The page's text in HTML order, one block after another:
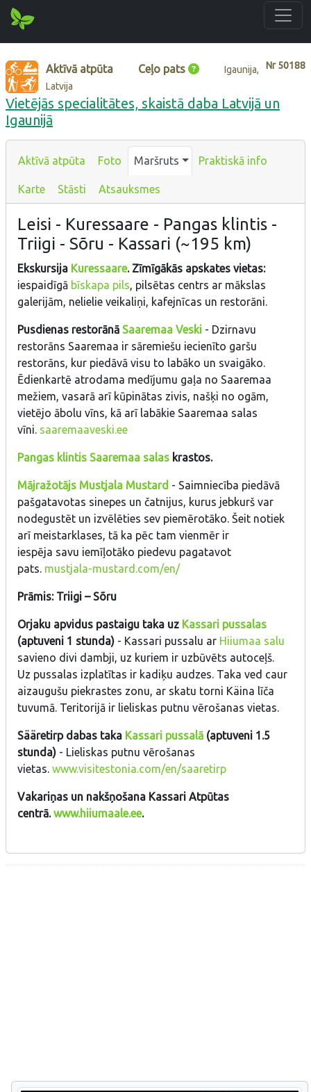
Nr50188
Aktīvā atpūta Ceļo pats
Igaunija,
Latvija
Vietējās specialitātes, skaistā daba Latvijā un
Igaunijā
Aktīvā atpūta Foto Maršruts Praktiskā info
Karte Stāsti Atsauksmes
Leisi - Kuressaare - Pangas klintis -
Triigi - Sõru - Kassari (~195 km)
Ekskursija Kuressaare. Zīmīgākās apskates vietas:
iespaidīgā bīskapa pils, pilsētas centrs ar mākslas
galerijām, nelielie veikaliņi, kafejnīcas un restorāni.
Pusdienas restorānā Saaremaa Veski - Dzirnavu
restorāns Saaremaa ir sāremiešu iecienīto garšu
restorāns, kur piedāvā visu to labāko un svaigāko.
Ēdienkartē atrodama medījumu gaļa no Saaremaa
mežiem, vasarā arī kūpinātas zivis, našķi no ogām,
vietējo ābolu vīns, kā arī labākie Saaremaa salas
vīni. saaremaaveski.ee
Pangas klintis Saaremaa salas krastos.
Mājražotājs Mustjala Mustard - Saimniecība piedāvā
pašgatavotas sinepes un čatnijus, kurus jebkurš var
nodegustēt un izvēlēties sev piemērotāko. Šeit notiek
arī meistarklases, tā ka pēc tam vienmēr ir
iespēja savu iemīļotāko piedevu pagatavot
pats. mustjala-mustard.com/en/
Prāmis: Triigi – Sõru
Orjaku apvidus pastaigu taka uz Kassari pussalas
(aptuveni 1 stunda) - Kassari pussalu ar Hiiumaa salu
savieno divi dambji, uz kuriem ir uzbūvēts autoceļš.
Uz pussalas izplatītas ir kadiķu audzes. Taka ved caur
aizaugušu piekrastes zonu, ar skatu torni Käina līča
tuvumā. Teritorijā ir lieliskas putnu vērošanas vietas.
Sääretirp dabas taka Kassari pussalā (aptuveni 1.5
stunda) - Lieliskas putnu vērošanas
vietas. www.visitestonia.com/en/saaretirp
Vakariņas un nakšņošana Kassari Atpūtas
centrā.www.hiiumaale.ee.